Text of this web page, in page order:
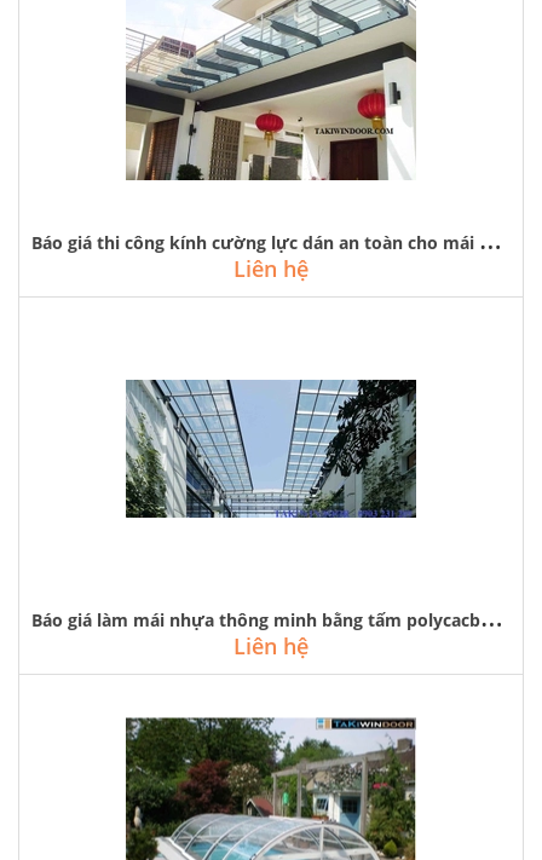
B
áo giá thi công kính cường lực dán an toàn cho mái kính, sàn kính
Liên hệ
B
áo giá làm mái nhựa thông minh bằng tấm polycacbonat tại hà nội
Liên hệ